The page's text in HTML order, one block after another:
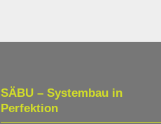
SÄBU – Systembau in
Perfektion